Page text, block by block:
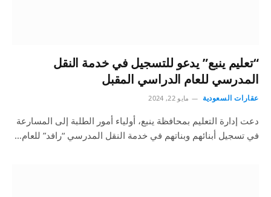
“تعليم ينبع” يدعو للتسجيل في خدمة النقل
المدرسي للعام الدراسي المقبل
عقارات السعودية مايو 22, 2024
دعت إدارة التعليم بمحافظة ينبع، أولياء أمور الطلبة إلى المسارعة
في تسجيل أبنائهم وبناتهم في خدمة النقل المدرسي “رافد” للعام…